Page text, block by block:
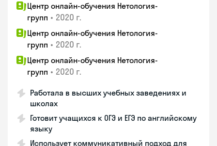
Центр онлайн-обучения Нетология-
групп • 2020 г.
Центр онлайн-обучения Нетология-
групп • 2020 г.
Центр онлайн-обучения Нетология-
групп • 2020 г.
Работала в высших учебных заведениях и
школах
Готовит учащихся к ОГЭ и ЕГЭ по английскому
языку
Использует коммуникативный подход для